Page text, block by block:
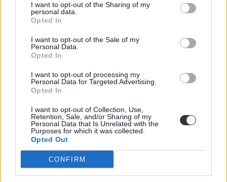
I want to opt-out of the Sharing of my
personal data.
Opted In
I want to opt-out of the Sale of my
Personal Data.
Opted In
I want to opt-out of processing my
Personal Data for Targeted Advertising.
Opted In
I want to opt-out of Collection, Use,
Retention, Sale, and/or Sharing of my
Personal Data that Is Unrelated with the
Purposes for which it was collected.
Opted Out
CONFIRM